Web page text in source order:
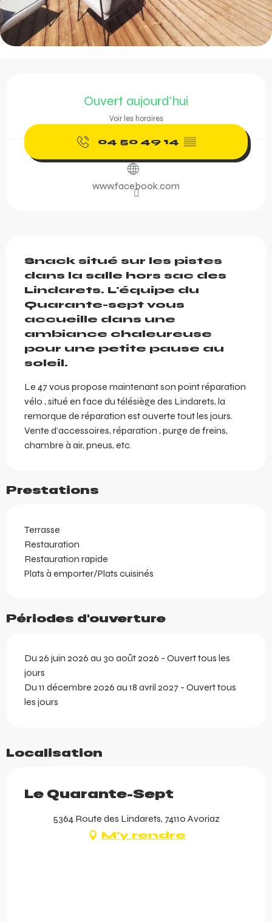
Ouvert aujourd'hui
Voir les horaires
04 50 49 14 ▒▒
www.facebook.com
Snack situé sur les pistes
dans la salle hors sac des
Lindarets. L'équipe du
Quarante-sept vous
accueille dans une
ambiance chaleureuse
pour une petite pause au
soleil.
Le 47 vous propose maintenant son point réparation
vélo , situé en face du télésiège des Lindarets, la
remorque de réparation est ouverte tout les jours.
Vente d’accessoires, réparation , purge de freins,
chambre à air, pneus, etc.
Prestations
Terrasse
Restauration
Restauration rapide
Plats à emporter/Plats cuisinés
Périodes d'ouverture
Du 26 juin 2026 au 30 août 2026 - Ouvert tous les
jours
Du 11 décembre 2026 au 18 avril 2027 - Ouvert tous
les jours
Localisation
Le Quarante-Sept
5364 Route des Lindarets, 74110 Avoriaz
M'y rendre